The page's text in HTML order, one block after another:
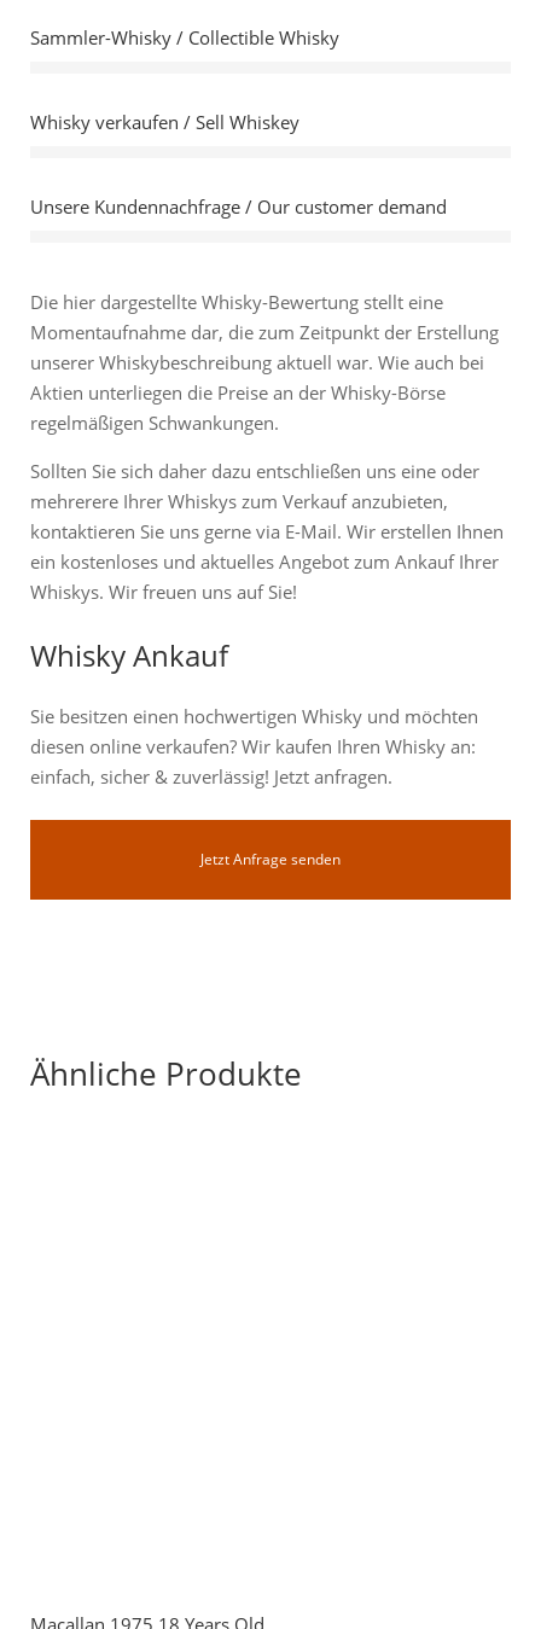
Sammler-Whisky / Collectible Whisky
Whisky verkaufen / Sell Whiskey
Unsere Kundennachfrage / Our customer demand
Die hier dargestellte Whisky-Bewertung stellt eine
Momentaufnahme dar, die zum Zeitpunkt der Erstellung
unserer Whiskybeschreibung aktuell war. Wie auch bei
Aktien unterliegen die Preise an der Whisky-Börse
regelmäßigen Schwankungen.
Sollten Sie sich daher dazu entschließen uns eine oder
mehrerere Ihrer Whiskys zum Verkauf anzubieten,
kontaktieren Sie uns gerne via E-Mail. Wir erstellen Ihnen
ein kostenloses und aktuelles Angebot zum Ankauf Ihrer
Whiskys. Wir freuen uns auf Sie!
Whisky Ankauf
Sie besitzen einen hochwertigen Whisky und möchten
diesen online verkaufen? Wir kaufen Ihren Whisky an:
einfach, sicher & zuverlässig! Jetzt anfragen.
Jetzt Anfrage senden
Ähnliche Produkte
Macallan 1975 18 Years Old